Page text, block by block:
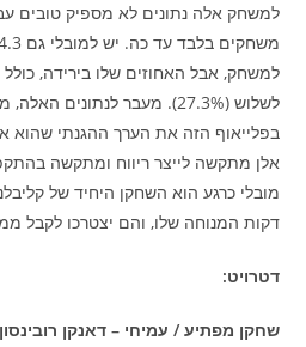
לשלוש (27.3%). מעבר לנתונים
בפלייאוף הזה את הערך ההגנתי שהוא
אלן מתקשה לייצר ריווח ומתקשה
מובלי כרגע הוא השחקן היחיד של
דקות המנוחה שלו, והם יצטרכו לקבל
דטרויט:
שחקן מפתיע / עמיחי – דאנקן רובינסון